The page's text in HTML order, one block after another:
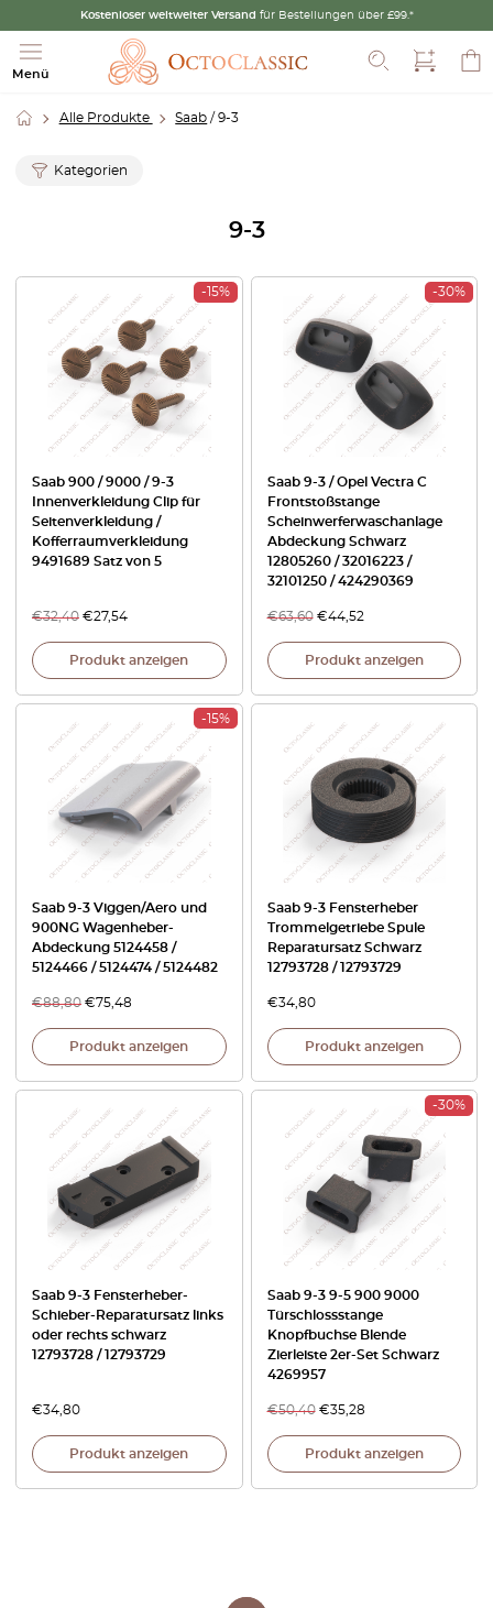
Kostenloser weltweiter Versand für Bestellungen über £99.*
Menü
Suche
Alle Produkte Saab / 9-3
Kategorien
9-3
-15%
Saab 900 / 9000 / 9-3
Innenverkleidung Clip für
Seitenverkleidung /
Kofferraumverkleidung
9491689 Satz von 5
€32,40 €27,54
Produkt anzeigen
-30%
Saab 9-3 / Opel Vectra C
Frontstoßstange
Scheinwerferwaschanlage
Abdeckung Schwarz
12805260 / 32016223 /
32101250 / 424290369
€63,60 €44,52
Produkt anzeigen
-15%
Saab 9-3 Viggen/Aero und
900NG Wagenheber-
Abdeckung 5124458 /
5124466 / 5124474 / 5124482
€88,80 €75,48
Produkt anzeigen
Saab 9-3 Fensterheber
Trommelgetriebe Spule
Reparatursatz Schwarz
12793728 / 12793729
€34,80
Produkt anzeigen
Saab 9-3 Fensterheber-
Schieber-Reparatursatz links
oder rechts schwarz
12793728 / 12793729
€34,80
Produkt anzeigen
-30%
Saab 9-3 9-5 900 9000
Türschlossstange
Knopfbuchse Blende
Zierleiste 2er-Set Schwarz
4269957
€50,40 €35,28
Produkt anzeigen